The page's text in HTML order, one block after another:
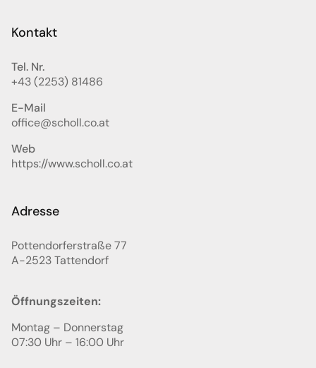
Kontakt
Tel. Nr.
+43 (2253) 81486
E-Mail
office@scholl.co.at
Web
https://www.scholl.co.at
Adresse
Pottendorferstraße 77
A-2523Tattendorf
Öffnungszeiten:
Montag – Donnerstag
07:30 Uhr – 16:00 Uhr